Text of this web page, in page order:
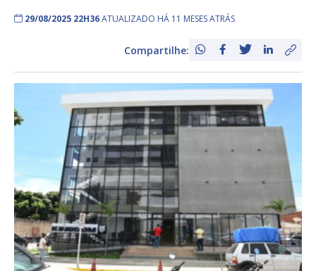
29/08/2025 22H36ATUALIZADO HÁ 11 MESES ATRÁS
Compartilhe: